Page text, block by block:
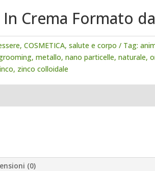
In Crema Formato
, COSMETICA, salute e corpo Tag:
, metallo, nano particelle, naturale,
, zinco colloidale
(0)